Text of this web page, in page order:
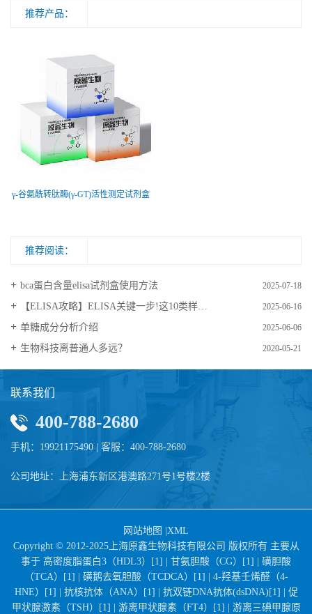
推荐产品：
γ-谷氨酰转肽酶(γ-GT)活性测定试剂盒
推荐阅读：
bca蛋白含量elisa试剂盒使用方法 2025-07-18
【ELISA攻略】ELISA关键一步!这10类样品要如何处理? 2025-06-16
​单糖成分分析介绍 2025-06-06
生物科技离普通人多远？ 2020-05-21
联系我们
400-788-2680
手机：19921175490 | 客服：400-788-2680
公司地址：上海浦东新区港澳路271号1号楼2楼
网站地图 XML
Copyright © 2012-2025上海原鑫生物科技有限公司 版权所有 主要从
事于 高密度脂蛋白3（HDL3）[1] | 甘氨胆酸（CG）[1] | 磺胆酸
（TCA）[1] | 磺鹅去氧胆酸（TCDCA）[1] | 4-羟基壬烯醛（4-
HNE）[1] | 抗核抗体（ANA）[1] | 抗双链DNA抗体(dsDNA)[1] | 促
甲状腺激素（TSH）[1] | 游离甲状腺素（FT4）[1] | 游离三碘甲腺原